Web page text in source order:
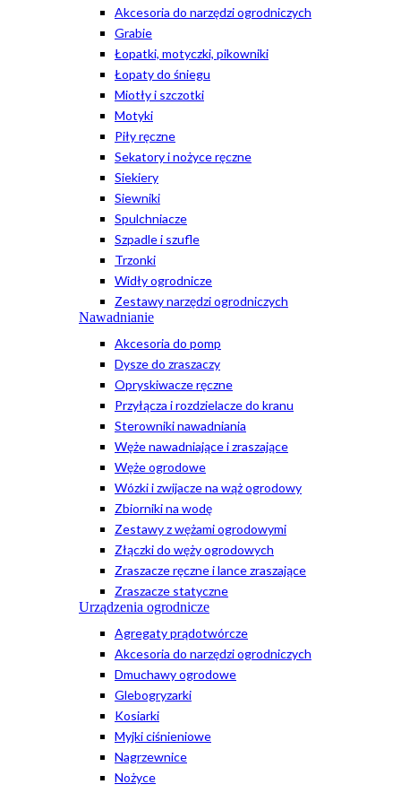
Akcesoria do narzędzi ogrodniczych
Grabie
Łopatki, motyczki, pikowniki
Łopaty do śniegu
Miotły i szczotki
Motyki
Piły ręczne
Sekatory i nożyce ręczne
Siekiery
Siewniki
Spulchniacze
Szpadle i szufle
Trzonki
Widły ogrodnicze
Zestawy narzędzi ogrodniczych
Nawadnianie
Akcesoria do pomp
Dysze do zraszaczy
Opryskiwacze ręczne
Przyłącza i rozdzielacze do kranu
Sterowniki nawadniania
Węże nawadniające i zraszające
Węże ogrodowe
Wózki i zwijacze na wąż ogrodowy
Zbiorniki na wodę
Zestawy z wężami ogrodowymi
Złączki do węży ogrodowych
Zraszacze ręczne i lance zraszające
Zraszacze statyczne
Urządzenia ogrodnicze
Agregaty prądotwórcze
Akcesoria do narzędzi ogrodniczych
Dmuchawy ogrodowe
Glebogryzarki
Kosiarki
Myjki ciśnieniowe
Nagrzewnice
Nożyce